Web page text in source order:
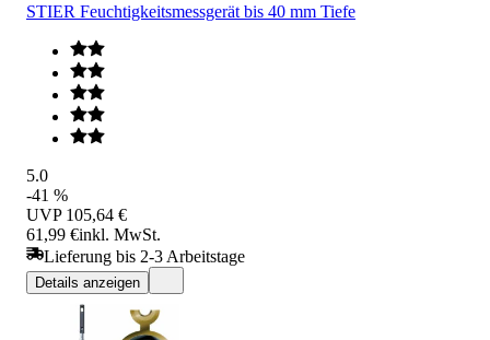
STIER Feuchtigkeitsmessgerät bis 40 mm Tiefe
5.0
-41 %
UVP 105,64 €
61,99 €inkl. MwSt.
Lieferung bis 2-3 Arbeitstage
Details anzeigen